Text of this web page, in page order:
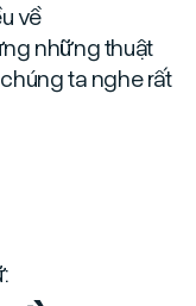
về
những thuật
ta nghe rất